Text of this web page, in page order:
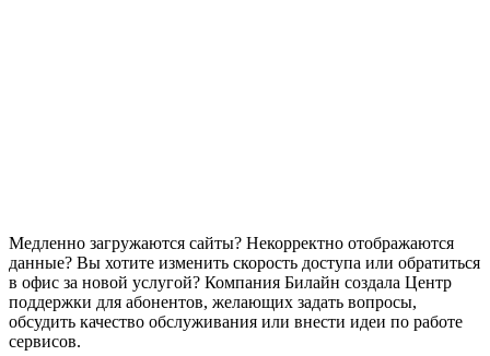
Медленно загружаются сайты? Некорректно отображаются
данные? Вы хотите изменить скорость доступа или обратиться
в офис за новой услугой? Компания Билайн создала Центр
поддержки для абонентов, желающих задать вопросы,
обсудить качество обслуживания или внести идеи по работе
сервисов.